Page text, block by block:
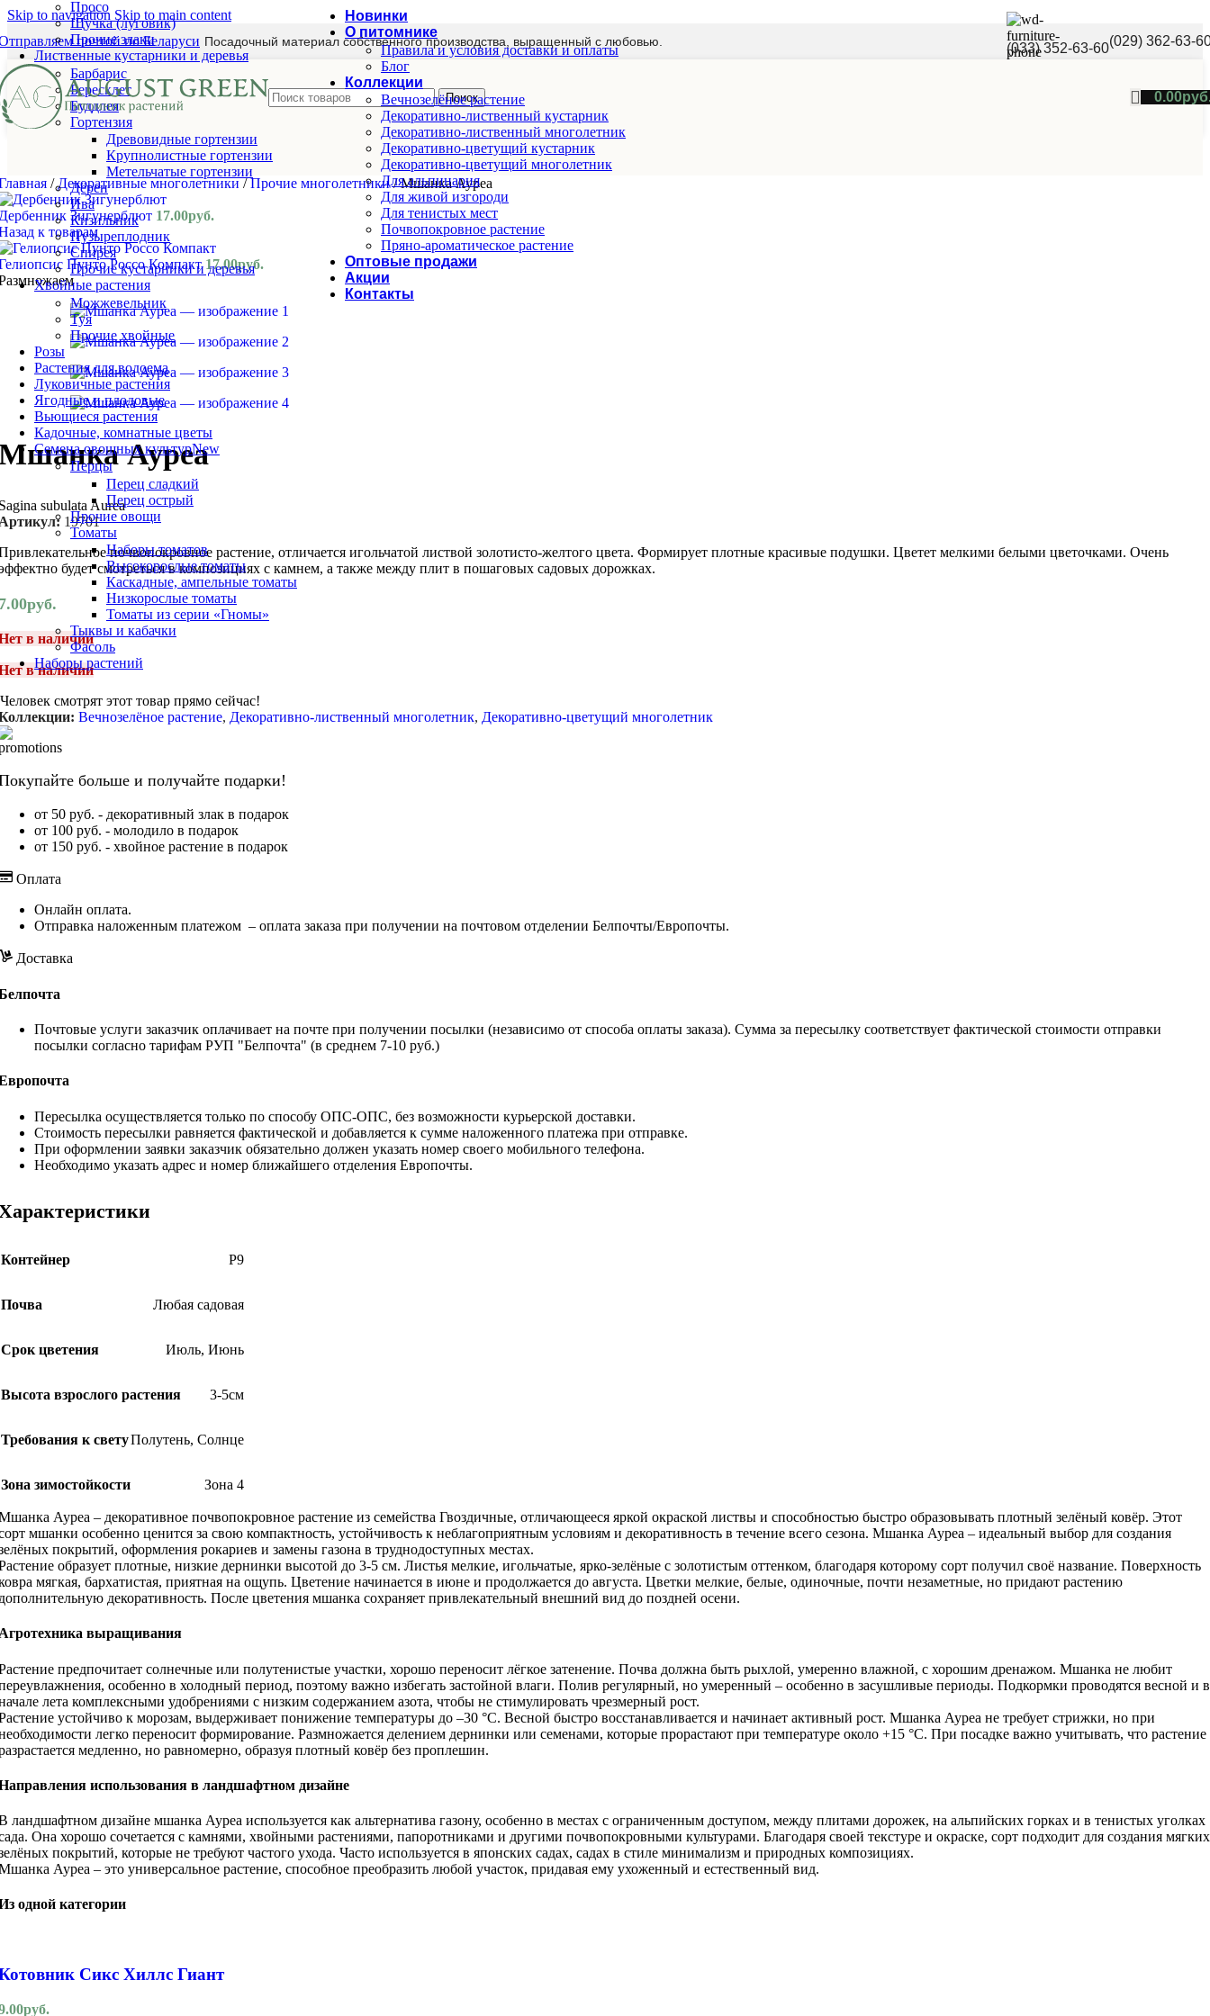
Skip to navigation Skip to main content
почтой по Беларуси Посадочный материал собственного производства, выращенный с любовью. (033) 352-63-60(029) 362-63-
Поиск 0.00
Просо
Щучка (луговик)
Прочие злаки
Лиственные кустарники и деревья
Барбарис
Бересклет
Буддлея
Гортензия
Древовидные гортензии
Крупнолистные гортензии
Метельчатые гортензии
Дёрен
Ива
Кизильник
Пузыреплодник
Спирея
Прочие кустарники и деревья
Хвойные растения
Можжевельник
Туя
Прочие хвойные
Розы
Растения для водоема
Луковичные растения
Ягодные и плодовые
Вьющиеся растения
Кадочные, комнатные цветы
Семена овощных культурNew
Перцы
Перец сладкий
Перец острый
Прочие овощи
Томаты
Наборы томатов
Высокорослые томаты
Каскадные, ампельные томаты
Низкорослые томаты
Томаты из серии «Гномы»
Тыквы и кабачки
Фасоль
Наборы растений
Новинки
О питомнике
Правила и условия доставки и оплаты
Блог
Коллекции
Вечнозелёное растение
Декоративно-лиственный кустарник
Декоративно-лиственный многолетник
Декоративно-цветущий кустарник
Декоративно-цветущий многолетник
Для альпинария
Для живой изгороди
Для тенистых мест
Почвопокровное растение
Пряно-ароматическое растение
Оптовые продажи
Акции
Контакты
/ Декоративные многолетники/ Прочие многолетники/ Мшанка Ауреа
Зигунерблют 17.00руб.
к товарам
Пунто Россо Компакт17.00руб.
Ауреа
subulata Aurea
19701
почвопокровное растение, отличается игольчатой листвой золотисто-желтого цвета. Формирует плотные красивые подушки. Цветет мелкими белыми цветочками. Очень
будет смотреться в композициях с камнем, а также между плит в пошаговых садовых дорожках.
руб.
в наличии
в наличии
Человек смотрят этот товар прямо сейчас!
Вечнозелёное растение, Декоративно-лиственный многолетник, Декоративно-цветущий многолетник
больше и получайте подарки!
от 50 руб. - декоративный злак в подарок
от 100 руб. - молодило в подарок
от 150 руб. - хвойное растение в подарок
Оплата
Онлайн оплата.
Отправка наложенным платежом – оплата заказа при получении на почтовом отделении Белпочты/Европочты.
Доставка
Почтовые услуги заказчик оплачивает на почте при получении посылки (независимо от способа оплаты заказа). Сумма за пересылку соответствует фактической стоимости отправки
посылки согласно тарифам РУП "Белпочта" (в среднем 7-10 руб.)
Пересылка осуществляется только по способу ОПС-ОПС, без возможности курьерской доставки.
Стоимость пересылки равняется фактической и добавляется к сумме наложенного платежа при отправке.
При оформлении заявки заказчик обязательно должен указать номер своего мобильного телефона.
Необходимо указать адрес и номер ближайшего отделения Европочты.
Контейнер Р9
Почва Любая садовая
Срок цветения Июль, Июнь
Высота взрослого растения 3-5см
Требования к светуПолутень, Солнце
Зона зимостойкости Зона 4
Ауреа – декоративное почвопокровное растение из семейства Гвоздичные, отличающееся яркой окраской листвы и способностью быстро образовывать плотный зелёный ковёр. Этот
мшанки особенно ценится за свою компактность, устойчивость к неблагоприятным условиям и декоративность в течение всего сезона. Мшанка Ауреа – идеальный выбор для создания
покрытий, оформления рокариев и замены газона в труднодоступных местах.
образует плотные, низкие дернинки высотой до 3-5 см. Листья мелкие, игольчатые, ярко-зелёные с золотистым оттенком, благодаря которому сорт получил своё название. Поверхность
мягкая, бархатистая, приятная на ощупь. Цветение начинается в июне и продолжается до августа. Цветки мелкие, белые, одиночные, почти незаметные, но придают растению
декоративность. После цветения мшанка сохраняет привлекательный внешний вид до поздней осени.
выращивания
предпочитает солнечные или полутенистые участки, хорошо переносит лёгкое затенение. Почва должна быть рыхлой, умеренно влажной, с хорошим дренажом. Мшанка не любит
особенно в холодный период, поэтому важно избегать застойной влаги. Полив регулярный, но умеренный – особенно в засушливые периоды. Подкормки проводятся весной и в
лета комплексными удобрениями с низким содержанием азота, чтобы не стимулировать чрезмерный рост.
устойчиво к морозам, выдерживает понижение температуры до –30 °C. Весной быстро восстанавливается и начинает активный рост. Мшанка Ауреа не требует стрижки, но при
легко переносит формирование. Размножается делением дернинки или семенами, которые прорастают при температуре около +15 °C. При посадке важно учитывать, что растение
медленно, но равномерно, образуя плотный ковёр без проплешин.
использования в ландшафтном дизайне
ландшафтном дизайне мшанка Ауреа используется как альтернатива газону, особенно в местах с ограниченным доступом, между плитами дорожек, на альпийских горках и в тенистых уголках
Она хорошо сочетается с камнями, хвойными растениями, папоротниками и другими почвопокровными культурами. Благодаря своей текстуре и окраске, сорт подходит для создания мягких
покрытий, которые не требуют частого ухода. Часто используется в японских садах, садах в стиле минимализм и природных композициях.
Ауреа – это универсальное растение, способное преобразить любой участок, придавая ему ухоженный и естественный вид.
одной категории
Сикс Хиллс Гиант
руб.